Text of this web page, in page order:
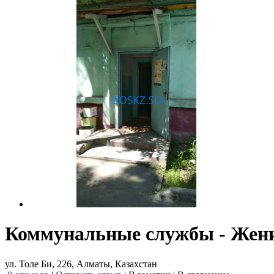
Коммунальные службы -
ул. Толе Би, 226, Алматы, Казахстан